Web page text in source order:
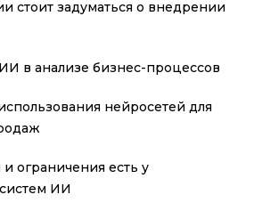
стоит задуматься о внедрении
в анализе бизнес-процессов
нейросетей для
ограничения есть у
ИИ